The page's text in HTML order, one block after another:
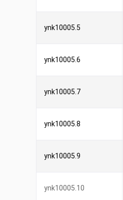
ynk10005.5
ynk10005.6
ynk10005.7
ynk10005.8
ynk10005.9
ynk10005.10